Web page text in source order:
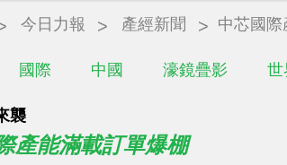
國際 中國 濠鏡疊影 世
今日力報 產經新聞 中芯國際
襲
產能滿載訂單爆棚